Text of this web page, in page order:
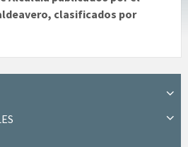
clasificados por